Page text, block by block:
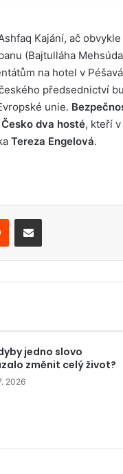
Kajání, ač
(Bajtulláha
na hotel v
předsednictví
unie.
dva hosté, kteří
Tereza Engelová.
jedno slovo
změnit celý život?
2026